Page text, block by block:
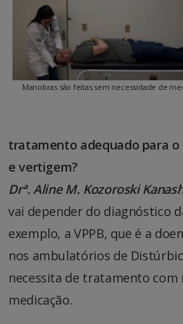
Manobras são feitas sem necessidade de
tratamento adequado para
e vertigem?
Drª. Aline M. Kozoroski
vai depender do diagnóstico
exemplo, a VPPB, que é a
nos ambulatórios de
necessita de tratamento com
medicação.